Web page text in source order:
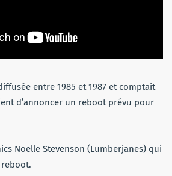
entre 1985 et 1987 et comptait
d’annoncer un reboot prévu pour
Noelle Stevenson (Lumberjanes) qui